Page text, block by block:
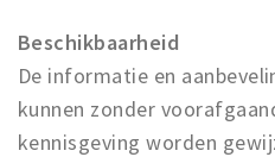
Privacy
Inloggen
Beschikbaarheid
De informatie en
kunnen zonder
kennisgeving worden